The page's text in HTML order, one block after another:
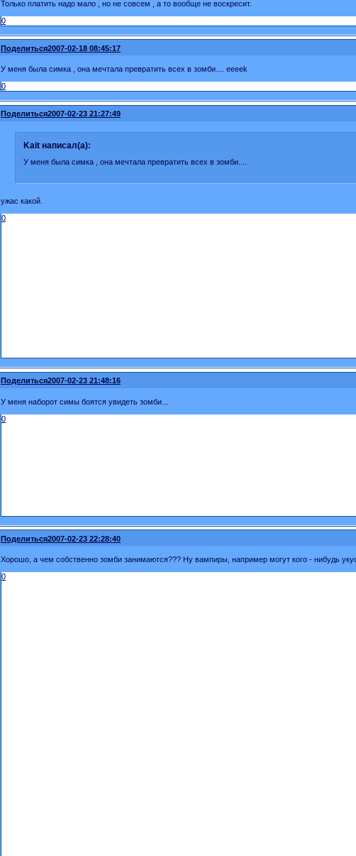
Только платить надо мало , но не совсем , а то вообще не воскресит.
0
Поделиться2007-02-18 08:45:17
У меня была симка , она мечтала превратить всех в зомби.... eeeek
0
Поделиться2007-02-23 21:27:49
Kait написал(а):
У меня была симка , она мечтала превратить всех в зомби....
ужас какой.
0
Поделиться2007-02-23 21:48:16
У меня наборот симы боятся увидеть зомби...
0
Поделиться2007-02-23 22:28:40
Хорошо, а чем собственно зомби занимаются??? Ну вампиры, например могут кого - нибудь
0